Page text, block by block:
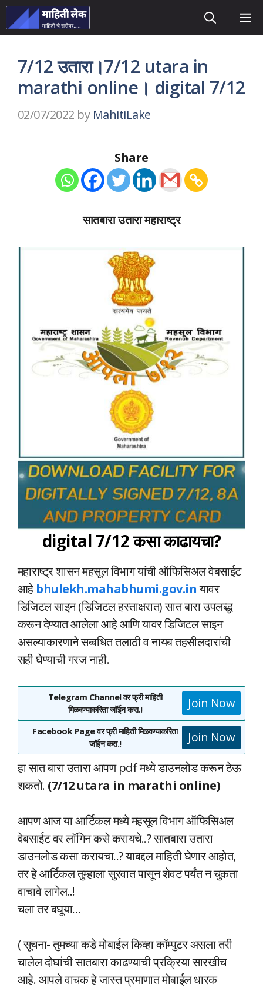
Skip
to
7/12 उतारा।7/12 utara in
marathi online। digital 7/12
02/07/2022 by MahitiLake
Share
सातबारा उतारा महाराष्ट्र
digital 7/12 कसा काढायचा?
महाराष्ट्र शासन महसूल विभाग यांची ऑफिसिअल वेबसाईट
आहे bhulekh.mahabhumi.gov.inयावर
डिजिटल साइन (डिजिटल हस्ताक्षरात) सात बारा उपलब्द्ध
करून देण्यात आलेला आहे आणि यावर डिजिटल साइन
असल्याकारणाने सब्बधित तलाठी व नायब तहसीलदारांची
सही घेण्याची गरज नाही.
Telegram Channel वर फ्री माहिती
मिळवण्याकरिता जॉईन करा.!
Join Now
Facebook Page वर फ्री माहिती मिळवण्याकरिता
जॉईन करा.!
Join Now
हा सात बारा उतारा आपण pdf मध्ये डाउनलोड करून ठेऊ
शकतो. (7/12 utara in marathi online)
आपण आज या आर्टिकल मध्ये महसूल विभाग ऑफिसिअल
वेबसाईट वर लॉगिन कसे करायचे..? सातबारा उतारा
डाउनलोड कसा करायचा..? याबद्दल माहिती घेणार आहोत,
तर हे आर्टिकल तुम्हाला सुरवात पासून शेवट पर्यंत न चुकता
वाचावे लागेल..!
चला तर बघूया…
( सूचना- तुमच्या कडे मोबाईल किव्हा कॉम्पुटर असला तरी
चालेल दोघांची सातबारा काढण्याची प्रक्रिया सारखीच
आहे. आपले वाचक हे जास्त प्रमाणात मोबाईल धारक